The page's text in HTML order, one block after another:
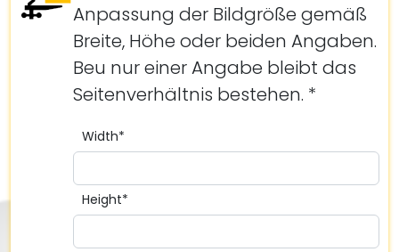
Anpassung der Bildgröße gemäß
Breite, Höhe oder beiden Angaben.
Beu nur einer Angabe bleibt das
Seitenverhältnis bestehen. *
Width*
Height*